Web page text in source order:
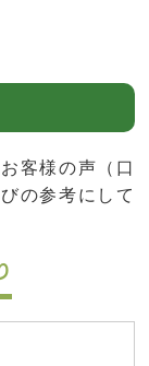
客様の声（口
の参考にして